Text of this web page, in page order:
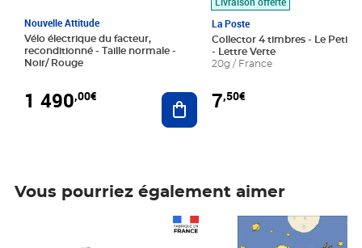
Nouvelle Attitude
Vélo électrique du facteur,
reconditionné - Taille normale -
Noir/ Rouge
1 490,00€ Ajouter au panier
La Poste
Collector 4 timbres - Le Petit
- Lettre Verte
20g / France
7,50€
Vous pourriez également aimer
Prix 7,50€